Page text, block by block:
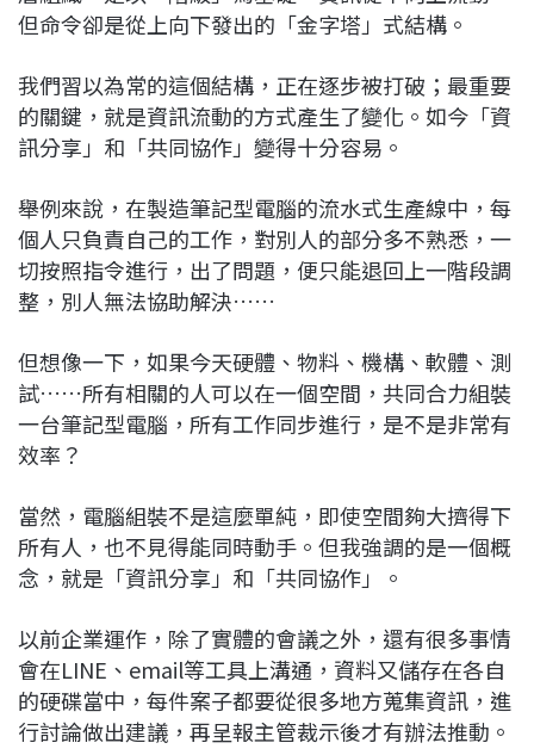
但命令卻是從上向下發出的「金字塔」式結構。
我們習以為常的這個結構，正在逐步被打破；最重要
的關鍵，就是資訊流動的方式產生了變化。如今「資
訊分享」和「共同協作」變得十分容易。
舉例來說，在製造筆記型電腦的流水式生產線中，每
個人只負責自己的工作，對別人的部分多不熟悉，一
切按照指令進行，出了問題，便只能退回上一階段調
整，別人無法協助解決……
但想像一下，如果今天硬體、物料、機構、軟體、測
試……所有相關的人可以在一個空間，共同合力組裝
一台筆記型電腦，所有工作同步進行，是不是非常有
效率？
當然，電腦組裝不是這麼單純，即使空間夠大擠得下
所有人，也不見得能同時動手。但我強調的是一個概
念，就是「資訊分享」和「共同協作」。
以前企業運作，除了實體的會議之外，還有很多事情
會在LINE、email等工具上溝通，資料又儲存在各自
的硬碟當中，每件案子都要從很多地方蒐集資訊，進
行討論做出建議，再呈報主管裁示後才有辦法推動。